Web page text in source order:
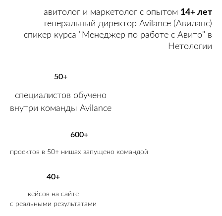
авитолог и маркетолог с опытом 14+ лет
генеральный директор Avilance (Авиланс)
спикер курса "Менеджер по работе с Авито" в
Нетологии
50+
специалистов обучено
внутри команды Avilance
600+
проектов в 50+ нишах запущено командой
40+
кейсов на сайте
с реальными результатами